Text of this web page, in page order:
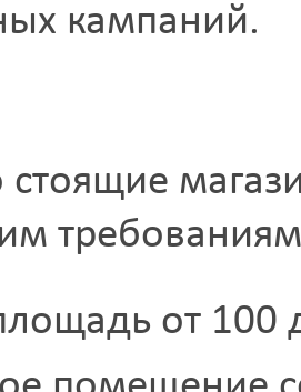
кампаний.
стоящие
от 100